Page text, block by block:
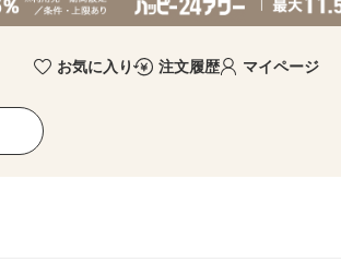
お気に入り 注文履歴 マイページ